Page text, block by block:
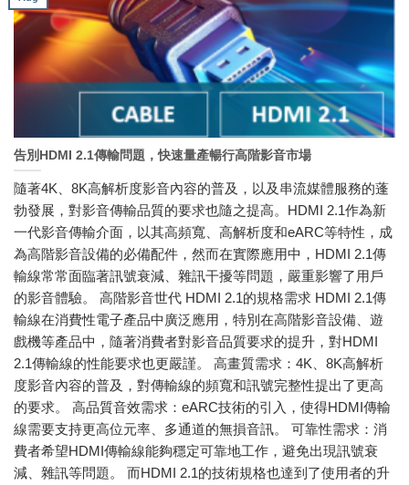
告別HDMI 2.1傳輸問題，快速量產暢行高階影音市場
隨著4K、8K高解析度影音內容的普及，以及串流媒體服務的蓬
勃發展，對影音傳輸品質的要求也隨之提高。HDMI 2.1作為新
一代影音傳輸介面，以其高頻寬、高解析度和eARC等特性，成
為高階影音設備的必備配件，然而在實際應用中，HDMI 2.1傳
輸線常常面臨著訊號衰減、雜訊干擾等問題，嚴重影響了用戶
的影音體驗。 高階影音世代 HDMI 2.1的規格需求 HDMI 2.1傳
輸線在消費性電子產品中廣泛應用，特別在高階影音設備、遊
戲機等產品中，隨著消費者對影音品質要求的提升，對HDMI
2.1傳輸線的性能要求也更嚴謹。 高畫質需求：4K、8K高解析
度影音內容的普及，對傳輸線的頻寬和訊號完整性提出了更高
的要求。 高品質音效需求：eARC技術的引入，使得HDMI傳輸
線需要支持更高位元率、多通道的無損音訊。 可靠性需求：消
費者希望HDMI傳輸線能夠穩定可靠地工作，避免出現訊號衰
減、雜訊等問題。 而HDMI 2.1的技術規格也達到了使用者的升